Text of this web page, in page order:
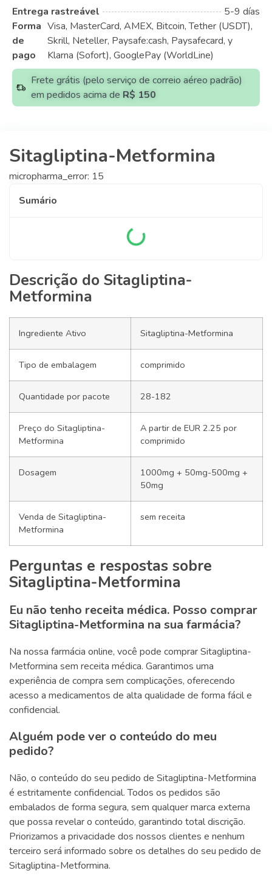
Entrega rastreável
5-9 días
Forma
de
pago
Visa, MasterCard, AMEX, Bitcoin, Tether (USDT),
Skrill, Neteller, Paysafe:cash, Paysafecard, y
Klarna (Sofort), GooglePay (WorldLine)
Frete grátis (pelo serviço de correio aéreo padrão)
em pedidos acima de R$ 150
Sitagliptina-Metformina
micropharma_error: 15
Sumário
Descrição do Sitagliptina-
Metformina
Ingrediente Ativo Sitagliptina-Metformina
Tipo de embalagem comprimido
Quantidade por pacote 28-182
Preço do Sitagliptina-
Metformina
A partir de EUR 2.25 por
comprimido
Dosagem
1000mg + 50mg-500mg +
50mg
Venda de Sitagliptina-
Metformina
sem receita
Perguntas e respostas sobre
Sitagliptina-Metformina
Eu não tenho receita médica. Posso comprar
Sitagliptina-Metformina na sua farmácia?
Na nossa farmácia online, você pode comprar Sitagliptina-
Metformina sem receita médica. Garantimos uma
experiência de compra sem complicações, oferecendo
acesso a medicamentos de alta qualidade de forma fácil e
confidencial.
Alguém pode ver o conteúdo do meu
pedido?
Não, o conteúdo do seu pedido de Sitagliptina-Metformina
é estritamente confidencial. Todos os pedidos são
embalados de forma segura, sem qualquer marca externa
que possa revelar o conteúdo, garantindo total discrição.
Priorizamos a privacidade dos nossos clientes e nenhum
terceiro será informado sobre os detalhes do seu pedido de
Sitagliptina-Metformina.